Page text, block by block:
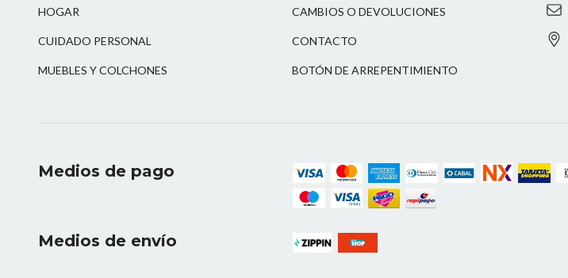
HOGAR
CUIDADO PERSONAL
MUEBLES Y COLCHONES
CAMBIOS O DEVOLUCIONES
CONTACTO
BOTÓN DE ARREPENTIMIENTO
Medios de pago
Medios de envío